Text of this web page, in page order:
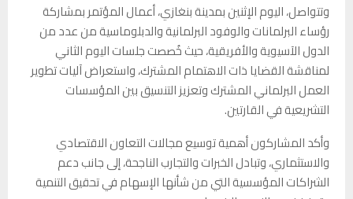
وتتواصل، اليوم الإثنين بمدينة بنغازي، أعمال المؤتمر بمشاركة
رؤساء البرلمانات والوفود البرلمانية والدبلوماسية من عدد من
الدول الآسيوية والأفريقية، حيث خُصصت جلسات اليوم الثاني
لمناقشة القضايا ذات الاهتمام المشترك، واستعراض آليات تطوير
العمل البرلماني المشترك وتعزيز التنسيق بين المؤسسات
التشريعية في القارتين.
وأكد المشاركون أهمية توسيع مجالات التعاون الاقتصادي
والاستثماري، وتبادل الخبرات والتجارب الناجحة، إلى جانب دعم
الشراكات المؤسسية التي من شأنها الإسهام في تحقيق التنمية